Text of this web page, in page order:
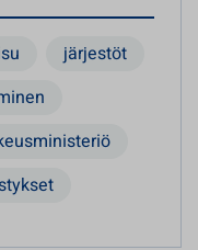
järjestöt